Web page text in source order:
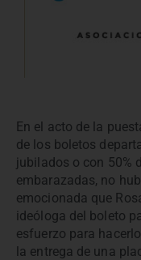
En el acto de la
de los boletos
jubilados o con 50%
embarazadas, no
emocionada que
ideóloga del boleto
esfuerzo para
la entrega de una